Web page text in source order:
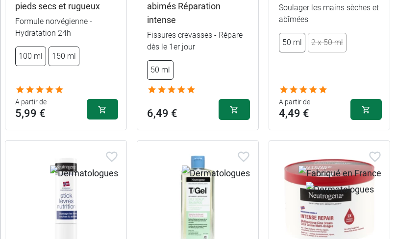
Catégories
Sous-
Fabriqué
Caractéristiques
pieds secs et rugueux
Formule norvégienne -
Hydratation 24h
100 ml 150 ml
A partir de
5,99 €
abimés Réparation
intense
Fissures crevasses - Répare
dès le 1er jour
50 ml
6,49 €
Soulager les mains sèches et
abîmées
50 ml 2 x 50 ml
A partir de
4,49 €